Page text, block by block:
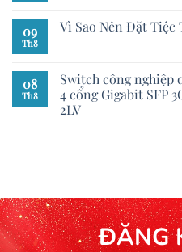
09
Th8
Vì Sao Nên Đặt Tiệc
08
Th8
Switch công nghiệp
4 cổng Gigabit SFP
2LV
ĐĂNG